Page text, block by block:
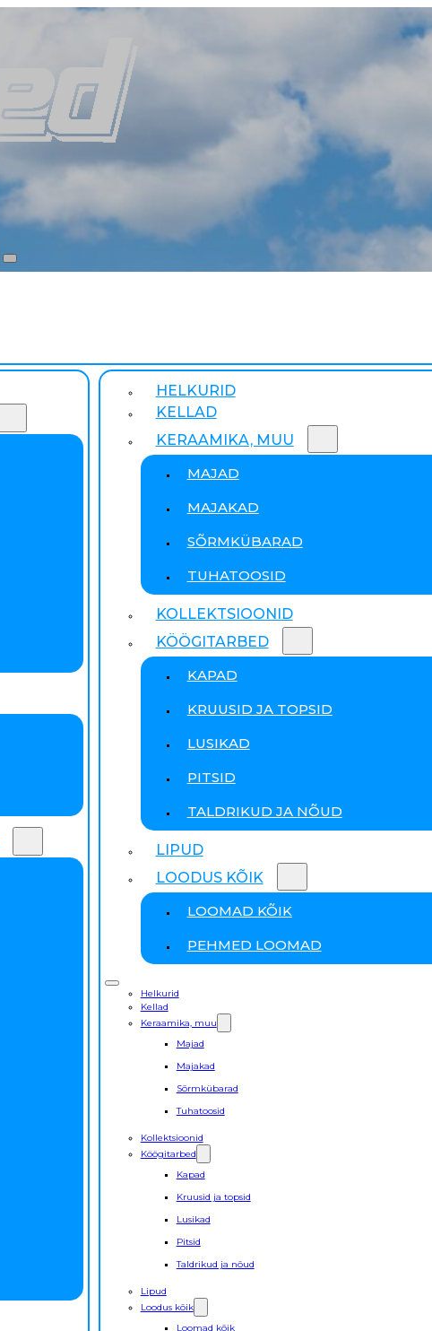
HELKURID
KELLAD
KERAAMIKA, MUU
MAJAD
MAJAKAD
SÕRMKÜBARAD
TUHATOOSID
KOLLEKTSIOONID
KÖÖGITARBED
KAPAD
KRUUSID JA TOPSID
LUSIKAD
PITSID
TALDRIKUD JA NÕUD
LIPUD
LOODUS KÕIK
LOOMAD KÕIK
PEHMED LOOMAD
Helkurid
Kellad
Keraamika, muu
Majad
Majakad
Sõrmkübarad
Tuhatoosid
Kollektsioonid
Köögitarbed
Kapad
Kruusid ja topsid
Lusikad
Pitsid
Taldrikud ja nõud
Lipud
Loodus kõik
Loomad kõik